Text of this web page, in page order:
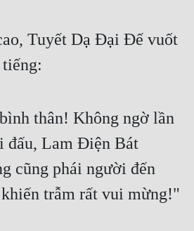
Tuyết Dạ Đại Đế vuốt
thân! Không ngờ lần
đấu, Lam Điện Bát
cũng phái người đến
khiến trẫm rất vui mừng!"